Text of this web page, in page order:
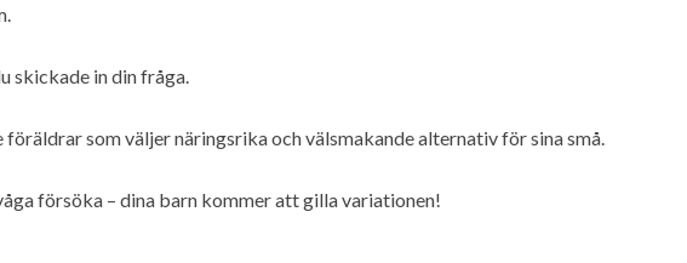
skickade in din fråga.
som väljer näringsrika och välsmakande alternativ för sina små.
försöka – dina barn kommer att gilla variationen!